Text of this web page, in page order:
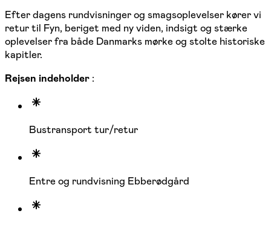
Efter dagens rundvisninger og smagsoplevelser kører vi
retur til Fyn, beriget med ny viden, indsigt og stærke
oplevelser fra både Danmarks mørke og stolte historiske
kapitler.
Rejsen indeholder :
Bustransport tur/retur
Entre og rundvisning Ebberødgård